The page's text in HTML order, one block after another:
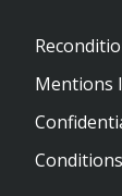
Mentions